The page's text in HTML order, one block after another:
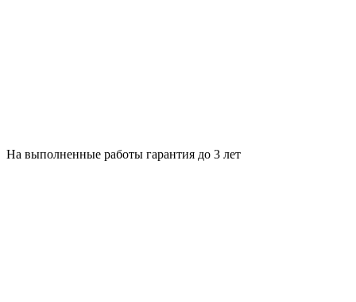
На выполненные работы гарантия до 3 лет